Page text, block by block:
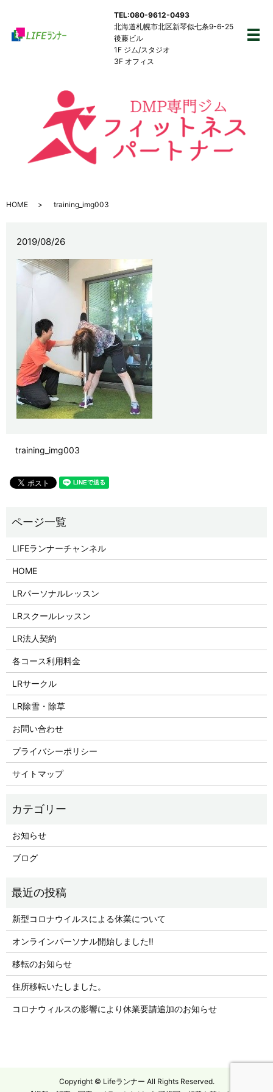
メ
TEL:080-9612-0493
北海道札幌市北区新琴似七条9-6-25
後藤ビル
1F ジム/スタジオ
3F オフィス
HOME training_img003
2019/08/26
training_img003
LIFEランナーチャンネル
HOME
LRパーソナルレッスン
LRスクールレッスン
LR法人契約
各コース利用料金
LRサークル
LR除雪・除草
お問い合わせ
プライバシーポリシー
サイトマップ
お知らせ
ブログ
新型コロナウイルスによる休業について
オンラインパーソナル開始しました‼︎
移転のお知らせ
住所移転いたしました。
コロナウィルスの影響により休業要請追加のお知らせ
Copyright © Lifeランナー All Rights Reserved.